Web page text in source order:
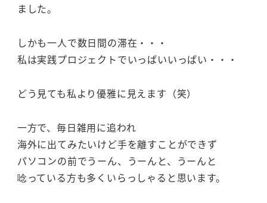
ました。
しかも一人で数日間の滞在・・・
私は実践プロジェクトでいっぱいいっぱい・・・
どう見ても私より優雅に見えます（笑）
一方で、毎日雑用に追われ
海外に出てみたいけど手を離すことができず
パソコンの前でうーん、うーんと、うーんと
唸っている方も多くいらっしゃると思います。